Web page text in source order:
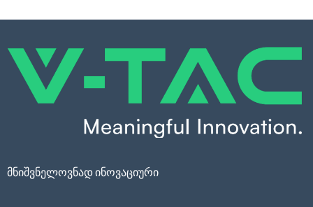
მნიშვნელოვნად ინოვაციური